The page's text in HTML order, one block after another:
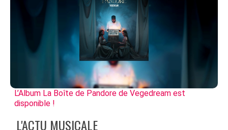
L’Album La Boîte de Pandore de Vegedream est
disponible !
L'ACTU MUSICALE